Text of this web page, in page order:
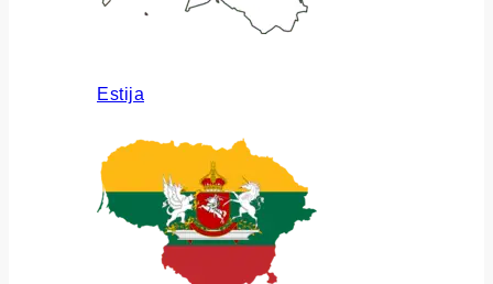
Estija